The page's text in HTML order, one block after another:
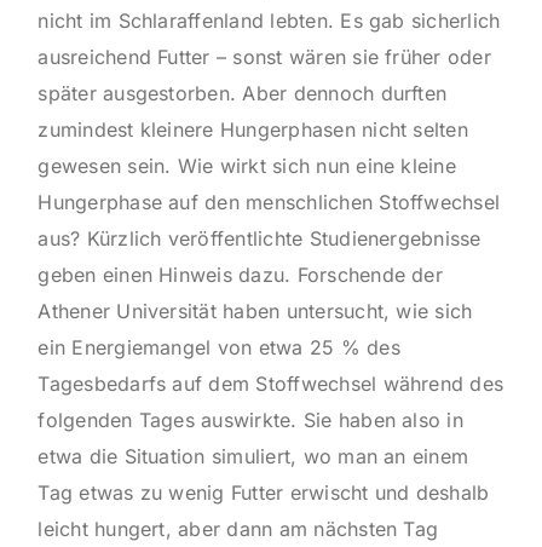
nicht im Schlaraffenland lebten. Es gab sicherlich
ausreichend Futter – sonst wären sie früher oder
später ausgestorben. Aber dennoch durften
zumindest kleinere Hungerphasen nicht selten
gewesen sein. Wie wirkt sich nun eine kleine
Hungerphase auf den menschlichen Stoffwechsel
aus? Kürzlich veröffentlichte Studienergebnisse
geben einen Hinweis dazu. Forschende der
Athener Universität haben untersucht, wie sich
ein Energiemangel von etwa 25 % des
Tagesbedarfs auf dem Stoffwechsel während des
folgenden Tages auswirkte. Sie haben also in
etwa die Situation simuliert, wo man an einem
Tag etwas zu wenig Futter erwischt und deshalb
leicht hungert, aber dann am nächsten Tag